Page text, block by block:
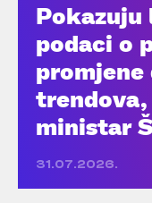
podaci o
promjene
ministar
31.07.2026.